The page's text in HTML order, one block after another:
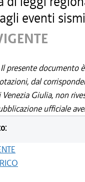
eventi
Il presente documento
dal
Venezia Giulia, non
ufficiale